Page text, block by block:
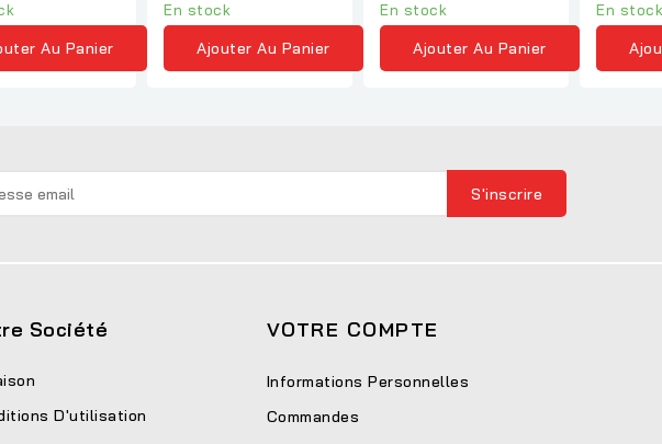
Au Panier
En stock
Ajouter Au Panier
En stock
Ajouter Au Panier
En stock
Société
D'utilisation
VOTRE COMPTE
Informations Personnelles
Commandes